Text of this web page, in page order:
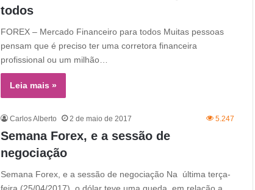
todos
FOREX – Mercado Financeiro para todos Muitas pessoas
pensam que é preciso ter uma corretora financeira
profissional ou um milhão…
Leia mais »
Carlos Alberto 2 de maio de 2017 5.247
Semana Forex, e a sessão de
negociação
Semana Forex, e a sessão de negociação Na última terça-